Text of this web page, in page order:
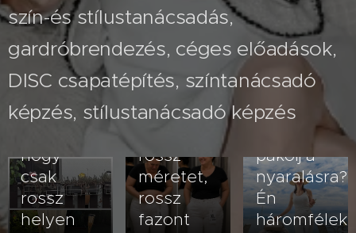
szín-és stílustanácsadás,
gardróbrendezés, céges előadások,
DISC csapatépítés, színtanácsadó
képzés, stílustanácsadó képzés
2026.08.03
Nem
veled van
hogy
csak
rossz
helyen
2026.07.26
A fehér
nadrág
kövérít –
rossz
méretet,
rossz
fazont
2026.07.23
Hogyan
pakolj a
nyaralásra?
Én